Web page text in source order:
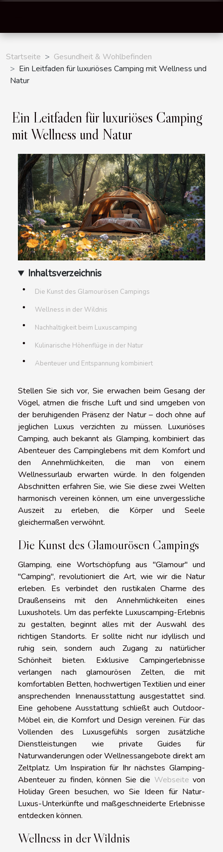
Startseite
Gesundheit & Wohlbefinden
Ein Leitfaden für luxuriöses Camping mit Wellness und
Natur
Ein Leitfaden für luxuriöses Camping
mit Wellness und Natur
Inhaltsverzeichnis
Die Kunst des Glamourösen Campings
Wellness in der Wildnis
Nachhaltigkeit beim Luxuscamping
Kulinarische Höhenflüge in der Natur
Abenteuer und Entspannung kombiniert
Stellen Sie sich vor, Sie erwachen beim Gesang der
Vögel, atmen die frische Luft und sind umgeben von
der beruhigenden Präsenz der Natur – doch ohne auf
jeglichen Luxus verzichten zu müssen. Luxuriöses
Camping, auch bekannt als Glamping, kombiniert das
Abenteuer des Campinglebens mit dem Komfort und
den Annehmlichkeiten, die man von einem
Wellnessurlaub erwarten würde. In den folgenden
Abschnitten erfahren Sie, wie Sie diese zwei Welten
harmonisch vereinen können, um eine unvergessliche
Auszeit zu erleben, die Körper und Seele
gleichermaßen verwöhnt.
Die Kunst des Glamourösen Campings
Glamping, eine Wortschöpfung aus "Glamour" und
"Camping", revolutioniert die Art, wie wir die Natur
erleben. Es verbindet den rustikalen Charme des
Draußenseins mit den Annehmlichkeiten eines
Luxushotels. Um das perfekte Luxuscamping-Erlebnis
zu gestalten, beginnt alles mit der Auswahl des
richtigen Standorts. Er sollte nicht nur idyllisch und
ruhig sein, sondern auch Zugang zu natürlicher
Schönheit bieten. Exklusive Campingerlebnisse
verlangen nach glamourösen Zelten, die mit
komfortablen Betten, hochwertigen Textilien und einer
ansprechenden Innenausstattung ausgestattet sind.
Eine gehobene Ausstattung schließt auch Outdoor-
Möbel ein, die Komfort und Design vereinen. Für das
Vollenden des Luxusgefühls sorgen zusätzliche
Dienstleistungen wie private Guides für
Naturwanderungen oder Wellnessangebote direkt am
Zeltplatz. Um Inspiration für Ihr nächstes Glamping-
Abenteuer zu finden, können Sie die Webseite von
Holiday Green besuchen, wo Sie Ideen für Natur-
Luxus-Unterkünfte und maßgeschneiderte Erlebnisse
entdecken können.
Wellness in der Wildnis